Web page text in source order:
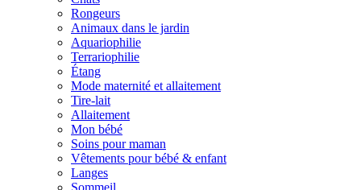
Rongeurs
Animaux dans le jardin
Aquariophilie
Terrariophilie
Étang
Mode maternité et allaitement
Tire-lait
Allaitement
Mon bébé
Soins pour maman
Vêtements pour bébé & enfant
Langes
Sommeil